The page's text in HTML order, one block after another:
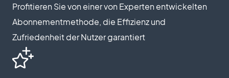
Profitieren Sie von einer von Experten entwickelten
Abonnementmethode, die Effizienz und
Zufriedenheit der Nutzer garantiert